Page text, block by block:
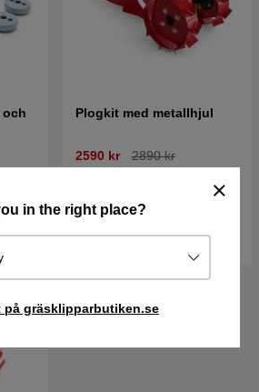
in the right place?
på gräsklipparbutiken.se
och
Plogkit med metallhjul
2590 kr 2890 kr
Best. vara. Skickas om 2-5
vardagar
Köp